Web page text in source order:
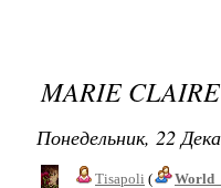
MARIE
Понедельник, 22
Tisapoli (